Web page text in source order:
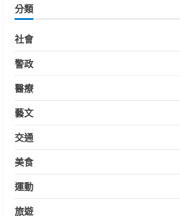
分類
社會
警政
醫療
藝文
交通
美食
運動
旅遊